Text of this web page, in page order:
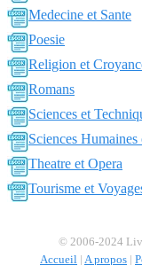
Medecine et Sante
Poesie
Religion et
Romans
Sciences et
Sciences Humaines
Theatre et Opera
Tourisme et
© 2006-2024
Accueil A propos